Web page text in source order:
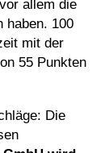
allem die
haben. 100
mit der
55 Punkten
Die